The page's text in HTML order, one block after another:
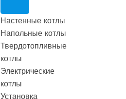
Настенные котлы
Напольные котлы
Твердотопливные
котлы
Электрические
котлы
Установка